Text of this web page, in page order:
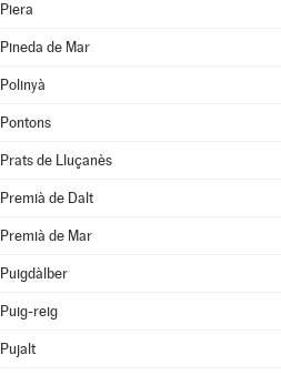
Piera
Pineda de Mar
Polinyà
Pontons
Prats de Lluçanès
Premià de Dalt
Premià de Mar
Puigdàlber
Puig-reig
Pujalt